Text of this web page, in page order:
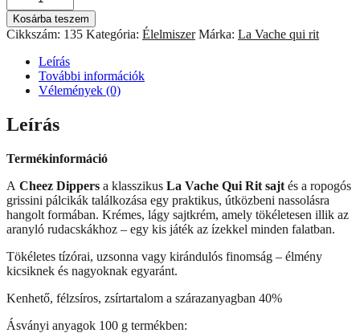
Vache
qui
rit cheez dippers 35g
Kosárba teszem
Cikkszám: 135 Kategória: Élelmiszer Márka: La Vache qui rit
Leírás
További információk
Vélemények (0)
Leírás
Termékinformáció
A Cheez Dippers a klasszikus La Vache Qui Rit sajt és a ropogós
grissini pálcikák találkozása egy praktikus, útközbeni nassolásra
hangolt formában. Krémes, lágy sajtkrém, amely tökéletesen illik az
aranyló rudacskákhoz – egy kis játék az ízekkel minden falatban.
Tökéletes tízórai, uzsonna vagy kirándulós finomság – élmény
kicsiknek és nagyoknak egyaránt.
Kenhető, félzsíros, zsírtartalom a szárazanyagban 40%
Ásványi anyagok 100 g termékben: